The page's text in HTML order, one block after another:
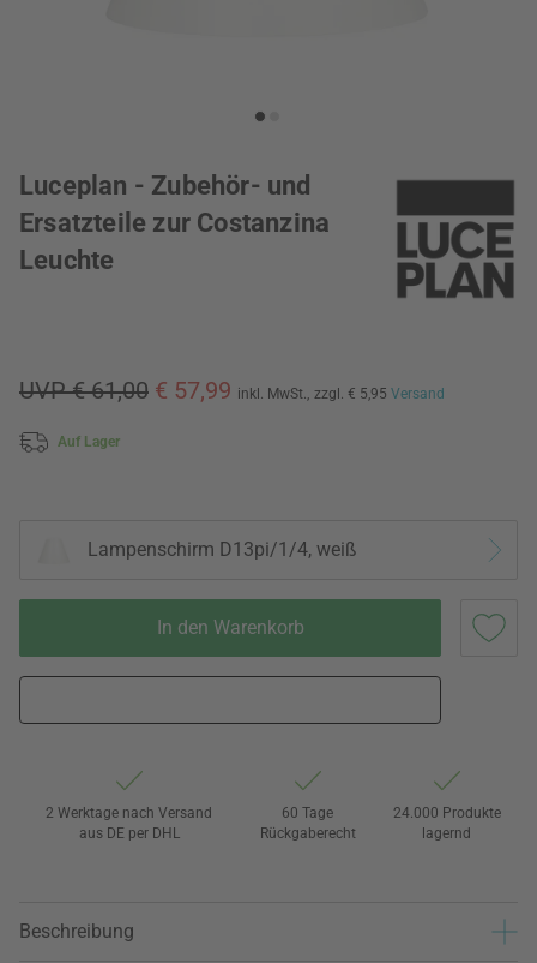
Luceplan - Zubehör- und
Ersatzteile zur Costanzina
Leuchte
UVP € 61,00 € 57,99 inkl. MwSt., zzgl. € 5,95 Versand
Auf Lager
Lampenschirm D13pi/1/4, weiß
In den Warenkorb
2 Werktage nach Versand
aus DE per DHL
60 Tage
Rückgaberecht
24.000 Produkte
lagernd
Beschreibung